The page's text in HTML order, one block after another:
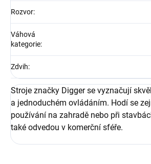
Rozvor:
Váhová
kategorie:
Zdvih:
Stroje značky Digger se vyznačují
a jednoduchém ovládáním. Hodí se
používání na zahradě nebo při
také odvedou v komerční sféře.